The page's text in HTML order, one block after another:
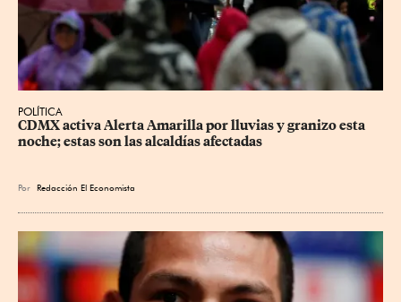
POLÍTICA
CDMX activa Alerta Amarilla por lluvias y granizo esta
noche; estas son las alcaldías afectadas
Por Redacción El Economista